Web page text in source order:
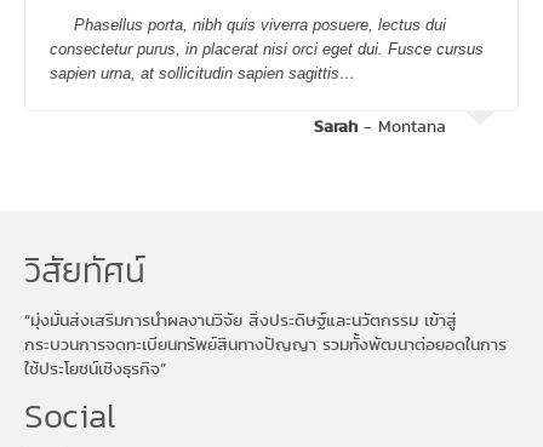
Phasellus porta, nibh quis viverra posuere, lectus dui
consectetur purus, in placerat nisi orci eget dui. Fusce cursus
sapien urna, at sollicitudin sapien sagittis…
Sarah - Montana
วิสัยทัศน์
“มุ่งมั่นส่งเสริมการนำผลงานวิจัย สิ่งประดิษฐ์และนวัตกรรม เข้าสู่
กระบวนการจดทะเบียนทรัพย์สินทางปัญญา รวมทั้งพัฒนาต่อยอดในการ
ใช้ประโยชน์เชิงธุรกิจ”
Social